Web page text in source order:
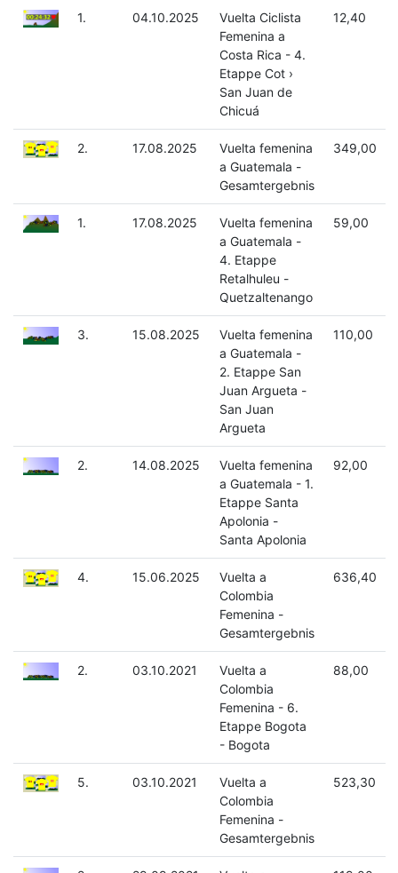
1. 04.10.2025
Vuelta Ciclista
Femenina a
Costa Rica - 4.
Etappe Cot ›
San Juan de
Chicuá
12,40
2. 17.08.2025
Vuelta femenina
a Guatemala -
Gesamtergebnis
349,00
1. 17.08.2025
Vuelta femenina
a Guatemala -
4. Etappe
Retalhuleu -
Quetzaltenango
59,00
3. 15.08.2025
Vuelta femenina
a Guatemala -
2. Etappe San
Juan Argueta -
San Juan
Argueta
110,00
2. 14.08.2025
Vuelta femenina
a Guatemala - 1.
Etappe Santa
Apolonia -
Santa Apolonia
92,00
4. 15.06.2025
Vuelta a
Colombia
Femenina -
Gesamtergebnis
636,40
2. 03.10.2021
Vuelta a
Colombia
Femenina - 6.
Etappe Bogota
- Bogota
88,00
5. 03.10.2021
Vuelta a
Colombia
Femenina -
Gesamtergebnis
523,30